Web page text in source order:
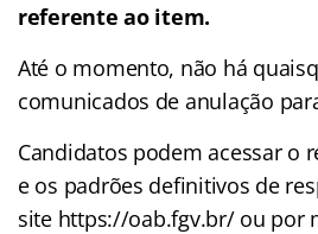
referente ao item.
Até o momento, não há
comunicados de anulação
Candidatos podem acessar o
e os padrões definitivos de
site https://oab.fgv.br/ ou por